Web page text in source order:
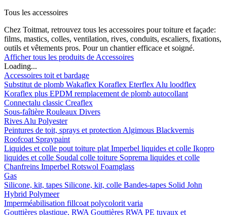
Tous les accessoires
Chez Toitmat, retrouvez tous les accessoires pour toiture et façade:
films, mastics, colles, ventilation, rives, conduits, escaliers, fixations,
outils et vêtements pros. Pour un chantier efficace et soigné.
Afficher tous les produits de Accessoires
Loading...
Accessoires toit et bardage
Substitut de plomb Wakaflex Koraflex Eterflex Alu loodflex
Koraflex plus EPDM remplacement de plomb autocollant
Connectalu classic Creaflex
Sous-faîtière Rouleaux Divers
Rives Alu Polyester
Peintures de toit, sprays et protection Algimous Blackvernis
Roofcoat Spraypaint
Liquides et colle pout toiture plat Imperbel liquides et colle Ikopro
liquides et colle Soudal colle toiture Soprema liquides et colle
Chanfreins Imperbel Rotswol Foamglass
Gas
Silicone, kit, tapes Silicone, kit, colle Bandes-tapes Solid John
Hybrid Polymeer
Imperméabilisation fillcoat polycolorit varia
Gouttières plastique, RWA Gouttières RWA PE tuyaux et